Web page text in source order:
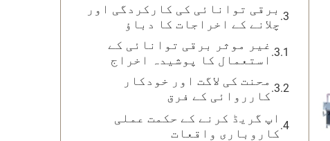
برقی توانائی کی کارکردگی اور
چلانے کے اخراجات کا دباؤ
غیر موثر برقی توانائی کے
استعمال کا پوشیدہ اخراج
محنت کی لاگت اور خودکار
کارروائی کے فرق
اپ گریڈ کرنے کے حکمت عملی
کاروباری واقعات